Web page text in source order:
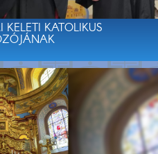
KATOLIKUS